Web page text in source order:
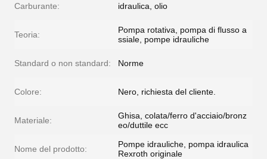
Carburante: idraulica, olio
Teoria:
Pompa rotativa, pompa di flusso a
ssiale, pompe idrauliche
Standard o non standard: Norme
Colore: Nero, richiesta del cliente.
Materiale:
Ghisa, colata/ferro d'acciaio/bronz
eo/duttile ecc
Nome del prodotto:
Pompe idrauliche, pompa idraulica
Rexroth originale